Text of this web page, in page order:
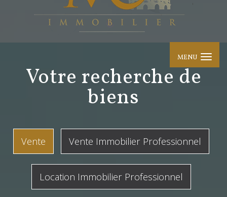
MENU
votre recherche de
biens
Vente Vente Immobilier Professionnel
Location Immobilier Professionnel